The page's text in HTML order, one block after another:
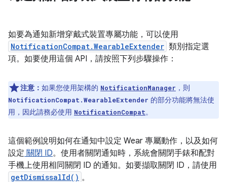
如要為通知新增穿戴式裝置專屬功能，可以使用
NotificationCompat.WearableExtender 類別指定選
項。如要使用這個 API，請按照下列步驟操作：
注意： 如果您使用架構的 NotificationManager ，則
NotificationCompat.WearableExtender 的部分功能將無法使
用，因此請務必使用 NotificationCompat。
這個範例說明如何在通知中設定 Wear 專屬動作，以及如何
設定 關閉 ID。使用者關閉通知時，系統會關閉手錶和配對
手機上使用相同關閉 ID 的通知。如要擷取關閉 ID，請使用
getDismissalId() 。